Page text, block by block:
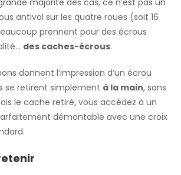
majorité des cas, ce n’est pas un
antivol sur les quatre roues (soit 16
prennent pour des écrous
des caches-écrous.
donnent l’impression d’un écrou
se retirent simplement à la main, sans
le cache retiré, vous accédez à un
démontable avec une croix